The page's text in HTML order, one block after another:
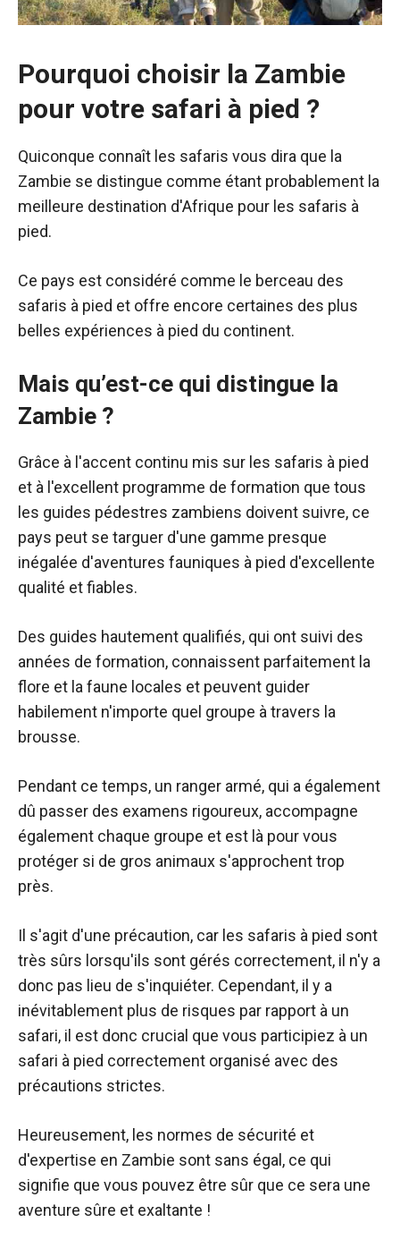
Pourquoi choisir la Zambie
pour votre safari à pied ?
Quiconque connaît les safaris vous dira que la
Zambie se distingue comme étant probablement la
meilleure destination d'Afrique pour les safaris à
pied.
Ce pays est considéré comme le berceau des
safaris à pied et offre encore certaines des plus
belles expériences à pied du continent.
Mais qu’est-ce qui distingue la
Zambie ?
Grâce à l'accent continu mis sur les safaris à pied
et à l'excellent programme de formation que tous
les guides pédestres zambiens doivent suivre, ce
pays peut se targuer d'une gamme presque
inégalée d'aventures fauniques à pied d'excellente
qualité et fiables.
Des guides hautement qualifiés, qui ont suivi des
années de formation, connaissent parfaitement la
flore et la faune locales et peuvent guider
habilement n'importe quel groupe à travers la
brousse.
Pendant ce temps, un ranger armé, qui a également
dû passer des examens rigoureux, accompagne
également chaque groupe et est là pour vous
protéger si de gros animaux s'approchent trop
près.
Il s'agit d'une précaution, car les safaris à pied sont
très sûrs lorsqu'ils sont gérés correctement, il n'y a
donc pas lieu de s'inquiéter. Cependant, il y a
inévitablement plus de risques par rapport à un
safari, il est donc crucial que vous participiez à un
safari à pied correctement organisé avec des
précautions strictes.
Heureusement, les normes de sécurité et
d'expertise en Zambie sont sans égal, ce qui
signifie que vous pouvez être sûr que ce sera une
aventure sûre et exaltante !